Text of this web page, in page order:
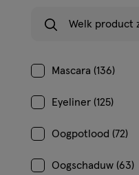
Mascara (136)
Eyeliner (125)
Oogpotlood (72)
Oogschaduw (63)